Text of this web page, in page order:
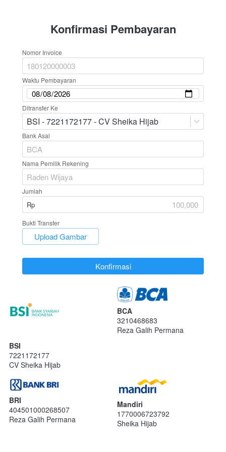
Konfirmasi Pembayaran
Nomor Invoice
Waktu Pembayaran
Ditransfer Ke
BSI - 7221172177 - CV Sheika Hijab
Bank Asal
Nama Pemilik Rekening
Jumlah
Rp
Bukti Transfer
`Upload Gambar
`Konfirmasi
BSI
7221172177
CV Sheika Hijab
BCA
3210468683
Reza Galih Permana
BRI
404501000268507
Reza Galih Permana
Mandiri
1770006723792
Sheika Hijab